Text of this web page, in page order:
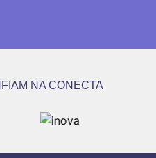
NA CONECTA